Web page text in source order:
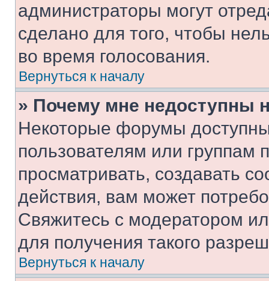
администраторы могут
сделано для того, чтобы
во время голосования.
Вернуться к началу
» Почему мне недоступны
Некоторые форумы
пользователям или группам
просматривать, создавать
действия, вам может
Свяжитесь с модератором
для получения такого
Вернуться к началу